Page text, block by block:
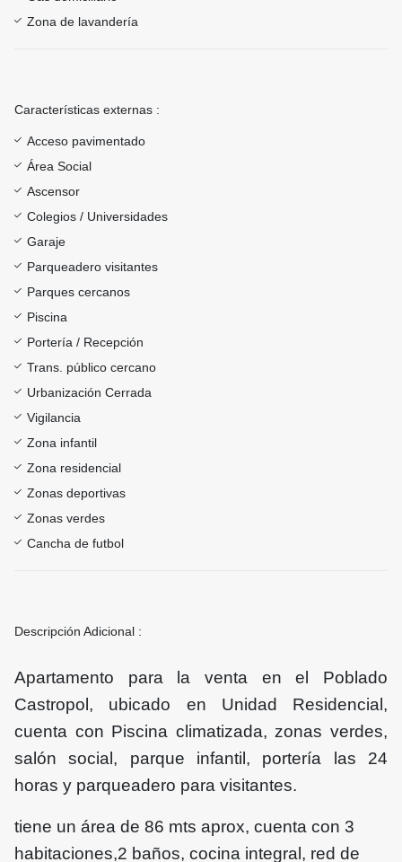
Zona de lavandería
Características externas :
Acceso pavimentado
Área Social
Ascensor
Colegios / Universidades
Garaje
Parqueadero visitantes
Parques cercanos
Piscina
Portería / Recepción
Trans. público cercano
Urbanización Cerrada
Vigilancia
Zona infantil
Zona residencial
Zonas deportivas
Zonas verdes
Cancha de futbol
Descripción Adicional :
Apartamento para la venta en el Poblado
Castropol, ubicado en Unidad Residencial,
cuenta con Piscina climatizada, zonas verdes,
salón social, parque infantil, portería las 24
horas y parqueadero para visitantes.
tiene un área de 86 mts aprox, cuenta con 3
habitaciones,2 baños, cocina integral, red de